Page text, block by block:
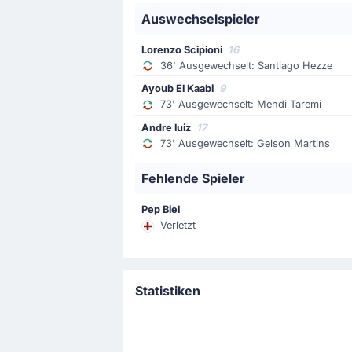
Spielerwechsel
Lorenzo Scipioni
Spielerwechsel bei den
Der Beginn des Spiels
Auswechselspieler
Lorenzo Scipioni 16
36' Ausgewechselt: Santiago Hezze
Ayoub El Kaabi 9
73' Ausgewechselt: Mehdi Taremi
Andre luiz 17
73' Ausgewechselt: Gelson Martins
Fehlende Spieler
Pep Biel
Verletzt
Statistiken